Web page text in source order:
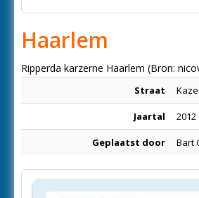
Haarlem
Ripperda karzerne Haarlem (Bron:
Straat
Jaartal 2012
Geplaatst door Bart